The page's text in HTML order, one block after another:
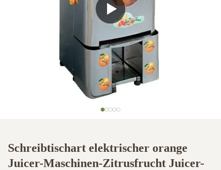
Schreibtischart elektrischer orange
Juicer-Maschinen-Zitrusfrucht Juicer-